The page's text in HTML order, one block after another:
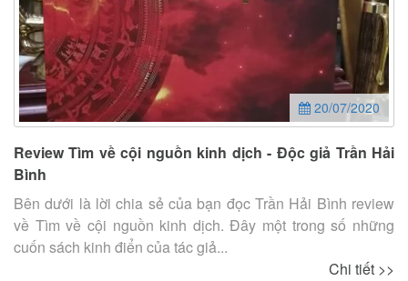
20/07/2020
Review Tìm về cội nguồn kinh dịch - Độc giả Trần Hải
Bình
Bên dưới là lời chia sẻ của bạn đọc Trần Hải Bình review
về Tìm về cội nguồn kinh dịch. Đây một trong số những
cuốn sách kinh điển của tác giả...
Chi tiết >>